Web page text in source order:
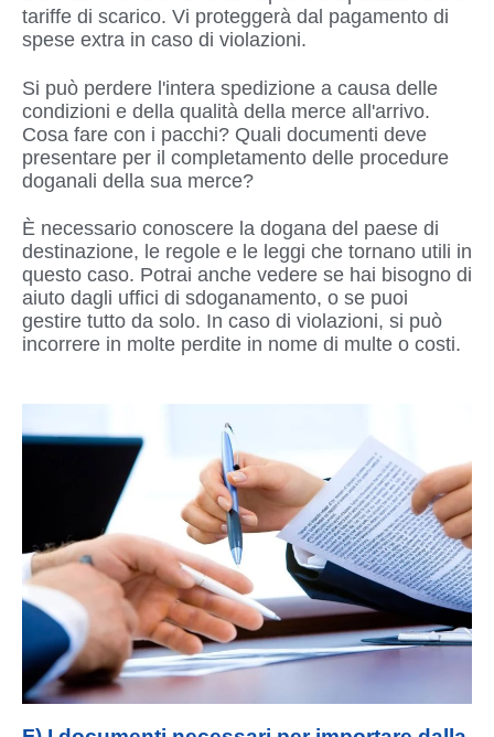
tariffe di scarico. Vi proteggerà dal pagamento di
spese extra in caso di violazioni.
Si può perdere l'intera spedizione a causa delle
condizioni e della qualità della merce all'arrivo.
Cosa fare con i pacchi? Quali documenti deve
presentare per il completamento delle procedure
doganali della sua merce?
È necessario conoscere la dogana del paese di
destinazione, le regole e le leggi che tornano utili in
questo caso. Potrai anche vedere se hai bisogno di
aiuto dagli uffici di sdoganamento, o se puoi
gestire tutto da solo. In caso di violazioni, si può
incorrere in molte perdite in nome di multe o costi.